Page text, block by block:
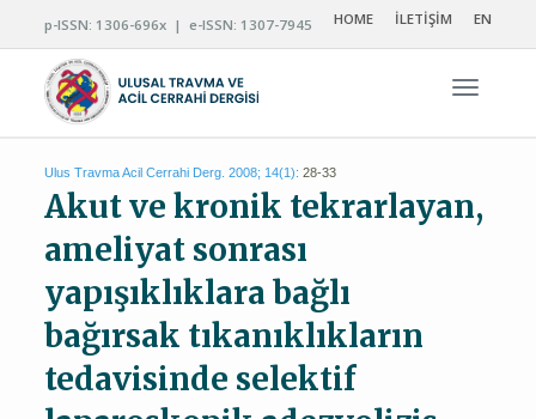
p-ISSN: 1306-696x | e-ISSN: 1307-7945 HOME İLETİŞİM EN
Ulus Travma Acil Cerrahi Derg. 2008; 14(1): 28-33
Akut ve kronik tekrarlayan,
ameliyat sonrası
yapışıklıklara bağlı
bağırsak tıkanıklıkların
tedavisinde selektif